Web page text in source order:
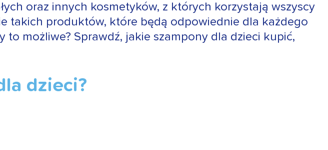
oraz innych kosmetyków, z których korzystają wszyscy
takich produktów, które będą odpowiednie dla każdego
to możliwe? Sprawdź, jakie szampony dla dzieci kupić,
dzieci?